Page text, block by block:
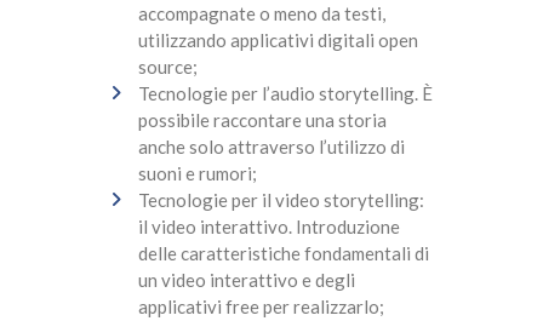
accompagnate o meno da testi,
utilizzando applicativi digitali open
source;
Tecnologie per l’audio storytelling. È
possibile raccontare una storia
anche solo attraverso l’utilizzo di
suoni e rumori;
Tecnologie per il video storytelling:
il video interattivo. Introduzione
delle caratteristiche fondamentali di
un video interattivo e degli
applicativi free per realizzarlo;